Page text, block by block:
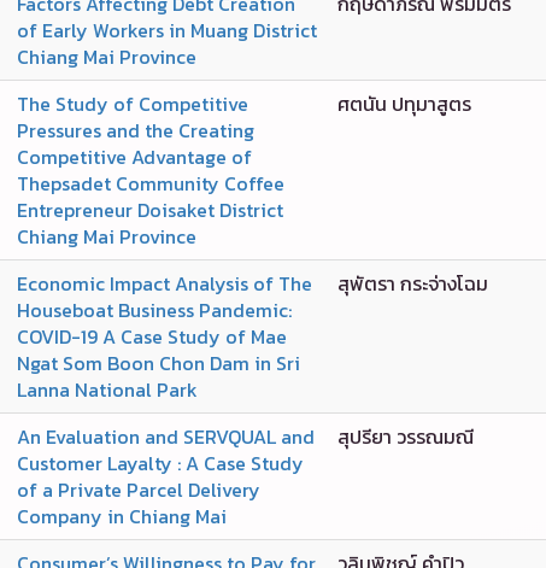
of Early Workers in Muang District
Chiang Mai Province
The Study of Competitive
Pressures and the Creating
Competitive Advantage of
Thepsadet Community Coffee
Entrepreneur Doisaket District
Chiang Mai Province
ศตนัน ปทุมาสูตร
Economic Impact Analysis of The
Houseboat Business Pandemic:
COVID-19 A Case Study of Mae
Ngat Som Boon Chon Dam in Sri
Lanna National Park
สุพัตรา กระจ่างโฉม
An Evaluation and SERVQUAL and
Customer Layalty : A Case Study
of a Private Parcel Delivery
Company in Chiang Mai
สุปรียา วรรณมณี